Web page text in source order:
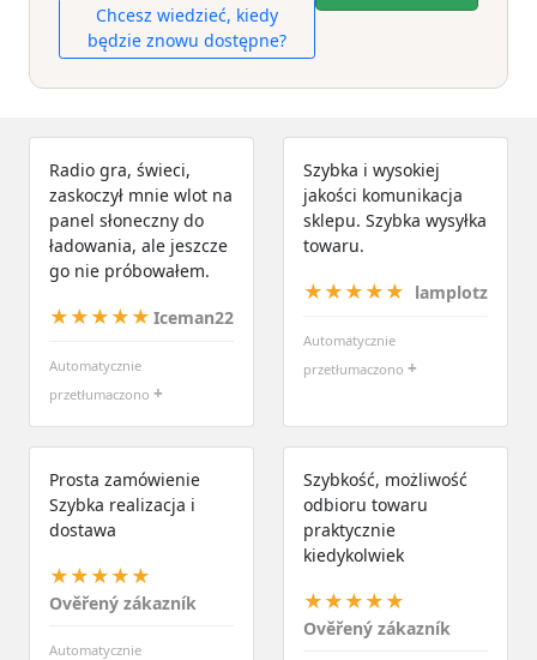
Chcesz wiedzieć, kiedy
będzie znowu dostępne?
Radio gra, świeci,
zaskoczył mnie wlot na
panel słoneczny do
ładowania, ale jeszcze
go nie próbowałem.
★★★★★ Iceman22
Automatycznie
przetłumaczono +
Szybka i wysokiej
jakości komunikacja
sklepu. Szybka wysyłka
towaru.
★★★★★ lamplotz
Automatycznie
przetłumaczono +
Prosta zamówienie
Szybka realizacja i
dostawa
★★★★★
Ověřený zákazník
Automatycznie
Szybkość, możliwość
odbioru towaru
praktycznie
kiedykolwiek
★★★★★
Ověřený zákazník